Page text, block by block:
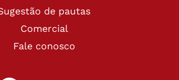
de pautas
Comercial
Fale conosco